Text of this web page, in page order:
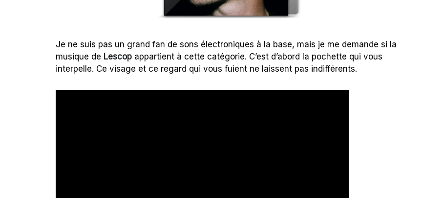
Je ne suis pas un grand fan de sons électroniques à la base, mais je me demande si la
musique de Lescop appartient à cette catégorie. C’est d’abord la pochette qui vous
interpelle. Ce visage et ce regard qui vous fuient ne laissent pas indifférents.